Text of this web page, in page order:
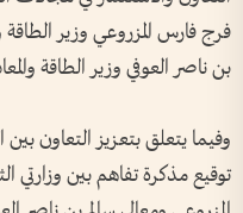
فرج فارس المزروعي وزير الطاقة
بن ناصر العوفي وزير الطاقة
وفيما يتعلق بتعزيز التعاون
توقيع مذكرة تفاهم بين وزارتي